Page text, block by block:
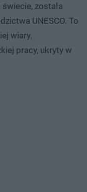
została
UNESCO. To
wiary,
pracy, ukryty w